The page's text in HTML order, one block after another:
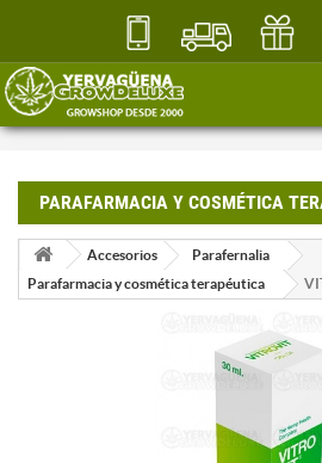
PARAFARMACIA Y COSMÉTICA
Accesorios
Parafernalia
Parafarmacia y cosmética terapéutica